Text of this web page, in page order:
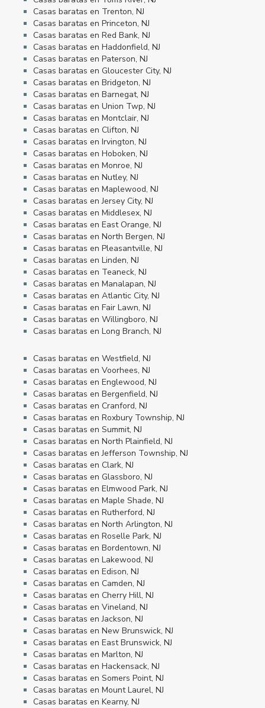
Casas baratas en Trenton, NJ
Casas baratas en Princeton, NJ
Casas baratas en Red Bank, NJ
Casas baratas en Haddonfield, NJ
Casas baratas en Paterson, NJ
Casas baratas en Gloucester City, NJ
Casas baratas en Bridgeton, NJ
Casas baratas en Barnegat, NJ
Casas baratas en Union Twp, NJ
Casas baratas en Montclair, NJ
Casas baratas en Clifton, NJ
Casas baratas en Irvington, NJ
Casas baratas en Hoboken, NJ
Casas baratas en Monroe, NJ
Casas baratas en Nutley, NJ
Casas baratas en Maplewood, NJ
Casas baratas en Jersey City, NJ
Casas baratas en Middlesex, NJ
Casas baratas en East Orange, NJ
Casas baratas en North Bergen, NJ
Casas baratas en Pleasantville, NJ
Casas baratas en Linden, NJ
Casas baratas en Teaneck, NJ
Casas baratas en Manalapan, NJ
Casas baratas en Atlantic City, NJ
Casas baratas en Fair Lawn, NJ
Casas baratas en Willingboro, NJ
Casas baratas en Long Branch, NJ
Casas baratas en Westfield, NJ
Casas baratas en Voorhees, NJ
Casas baratas en Englewood, NJ
Casas baratas en Bergenfield, NJ
Casas baratas en Cranford, NJ
Casas baratas en Roxbury Township, NJ
Casas baratas en Summit, NJ
Casas baratas en North Plainfield, NJ
Casas baratas en Jefferson Township, NJ
Casas baratas en Clark, NJ
Casas baratas en Glassboro, NJ
Casas baratas en Elmwood Park, NJ
Casas baratas en Maple Shade, NJ
Casas baratas en Rutherford, NJ
Casas baratas en North Arlington, NJ
Casas baratas en Roselle Park, NJ
Casas baratas en Bordentown, NJ
Casas baratas en Lakewood, NJ
Casas baratas en Edison, NJ
Casas baratas en Camden, NJ
Casas baratas en Cherry Hill, NJ
Casas baratas en Vineland, NJ
Casas baratas en Jackson, NJ
Casas baratas en New Brunswick, NJ
Casas baratas en East Brunswick, NJ
Casas baratas en Marlton, NJ
Casas baratas en Hackensack, NJ
Casas baratas en Somers Point, NJ
Casas baratas en Mount Laurel, NJ
Casas baratas en Kearny, NJ